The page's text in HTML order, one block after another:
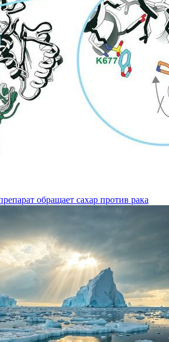
обращает сахар против рака